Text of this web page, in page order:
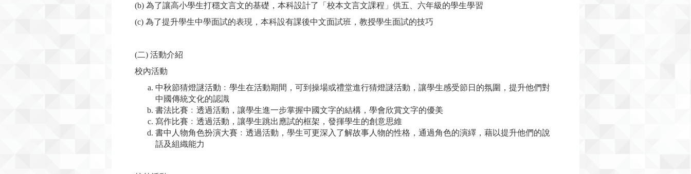
(b) 為了讓高小學生打穩文言文的基礎，本科設計了「校本文言文課程」供五、六年級的學生學習
(c) 為了提升學生中學面試的表現，本科設有課後中文面試班，教授學生面試的技巧
(二) 活動介紹
校內活動
中秋節猜燈謎活動﹕學生在活動期間，可到操場或禮堂進行猜燈謎活動，讓學生感受節日的氛圍，提升他們對
中國傳統文化的認識
書法比賽﹕透過活動，讓學生進一步掌握中國文字的結構，學會欣賞文字的優美
寫作比賽﹕透過活動，讓學生跳出應試的框架，發揮學生的創意思維
書中人物角色扮演大賽﹕透過活動，學生可更深入了解故事人物的性格，通過角色的演繹，藉以提升他們的說
話及組織能力